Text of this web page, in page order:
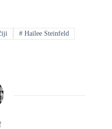
# Hailee Steinfeld